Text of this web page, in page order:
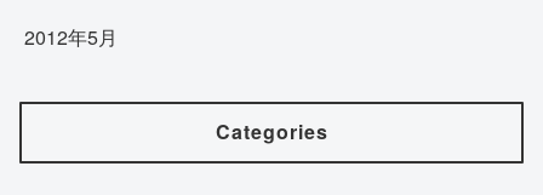
2012年5月
Categories